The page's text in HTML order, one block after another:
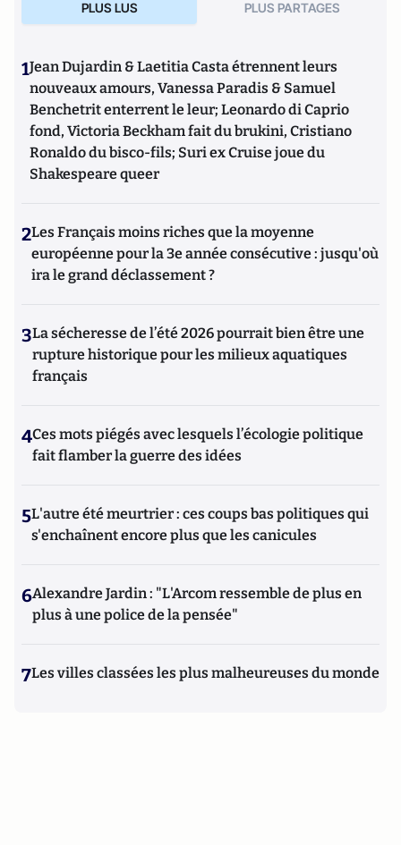
musulmans en France et dans le monde(Editions de
PLUS LUS PLUS PARTAGES
1Jean Dujardin & Laetitia Casta étrennent leurs
nouveaux amours, Vanessa Paradis & Samuel
Benchetrit enterrent le leur; Leonardo di Caprio
fond, Victoria Beckham fait du brukini, Cristiano
Ronaldo du bisco-fils; Suri ex Cruise joue du
Shakespeare queer
2Les Français moins riches que la moyenne
européenne pour la 3e année consécutive : jusqu'où
ira le grand déclassement ?
3La sécheresse de l’été 2026 pourrait bien être une
rupture historique pour les milieux aquatiques
français
4Ces mots piégés avec lesquels l’écologie politique
fait flamber la guerre des idées
5L'autre été meurtrier : ces coups bas politiques qui
s'enchaînent encore plus que les canicules
6Alexandre Jardin : "L'Arcom ressemble de plus en
plus à une police de la pensée"
7Les villes classées les plus malheureuses du monde